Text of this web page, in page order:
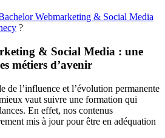
Webmarketing & Social Media
?
& Social Media : une
métiers d’avenir
de l’influence et l’évolution permanente
vaut suivre une formation qui
En effet, nos contenus
mis à jour pour être en adéquation